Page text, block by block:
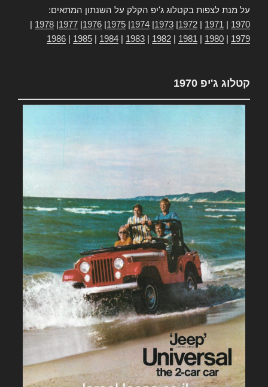
על מנת לצפות בקטלוג ג'יפ הקלק על השנתון המתאים:
1970
1971
1972
1973
1974
1975
1976
1977
1978
1979
1980
1981
1982
1983
1984
1985
1986
קטלוג ג'יפ 1970